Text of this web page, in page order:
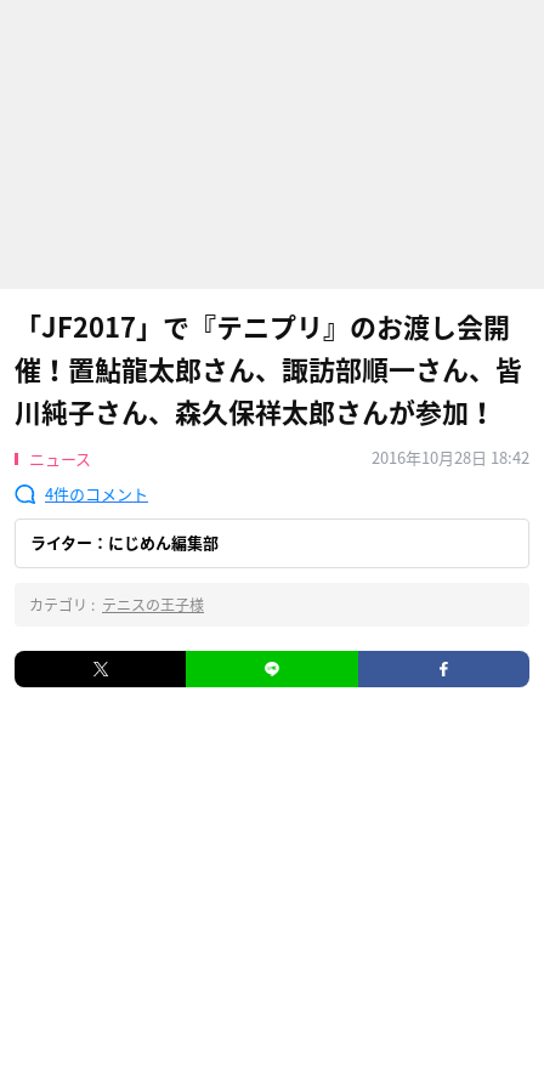
「JF2017」で『テニプリ』のお渡し会開
催！置鮎龍太郎さん、諏訪部順一さん、皆
川純子さん、森久保祥太郎さんが参加！
ニュース
2016年10月28日 18:42
4
ライター：にじめん編集部
カテゴリ : テニスの王子様